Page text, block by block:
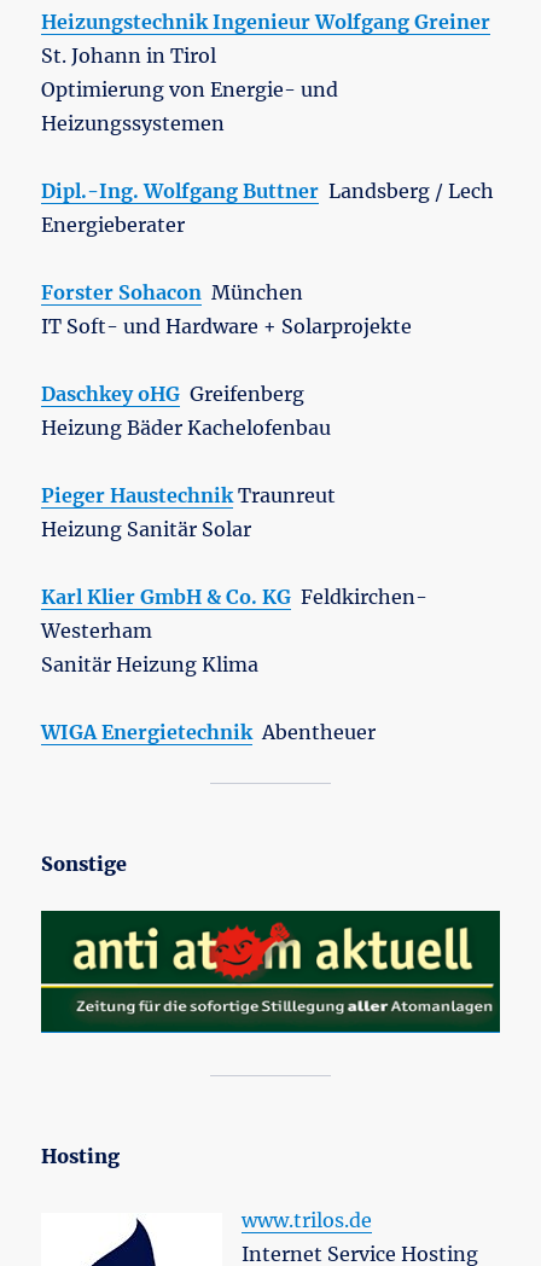
Heizungstechnik Ingenieur Wolfgang Greiner
St. Johann in Tirol
Optimierung von Energie- und
Heizungssystemen
Dipl.-Ing. Wolfgang Buttner Landsberg / Lech
Energieberater
Forster Sohacon München
IT Soft- und Hardware + Solarprojekte
Daschkey oHG Greifenberg
Heizung Bäder Kachelofenbau
Pieger HaustechnikTraunreut
Heizung Sanitär Solar
Karl Klier GmbH & Co. KG Feldkirchen-
Westerham
Sanitär Heizung Klima
WIGA EnergietechnikAbentheuer
Sonstige
Hosting
www.trilos.de
Internet Service Hosting